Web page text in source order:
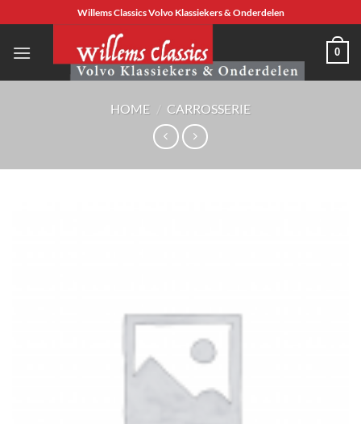
naar
inhoud
Willems Classics Volvo Klassiekers & Onderdelen
0
HOME / CARROSSERIE